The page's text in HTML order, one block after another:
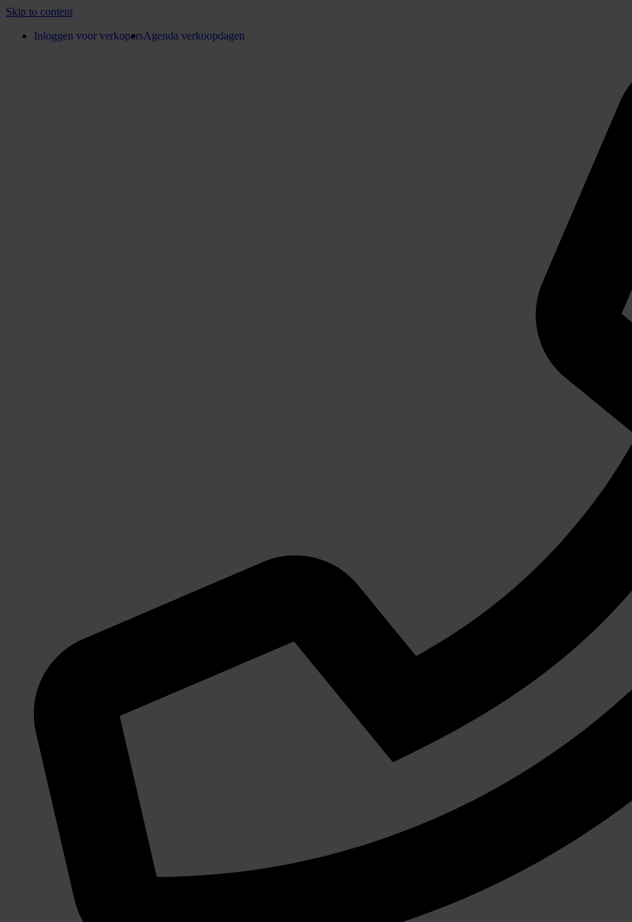
Skip to content
Inloggen voor verkopersAgenda verkoopdagen